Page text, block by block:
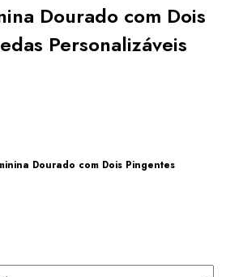
Dourado com Dois
Personalizáveis
Dourado com Dois Pingentes